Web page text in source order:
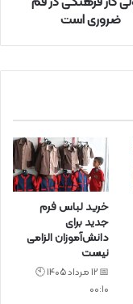
ضروری است
خرید لباس فرم
جدید برای
دانش‌آموزان الزامی
نیست
📅 12 مرداد 1405 🕙
00:10